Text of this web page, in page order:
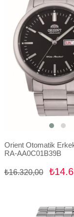
Orient Otomatik
RA-AA0C01B39B
₺16.320,00